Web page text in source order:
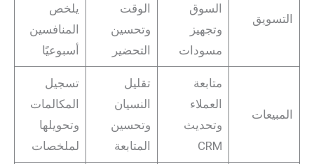
التسويق
السوق
وتجهيز
مسودات
الوقت
وتحسين
التحضير
يلخص
المنافسين
أسبوعيًا
المبيعات
متابعة
العملاء
وتحديث
CRM
تقليل
النسيان
وتحسين
المتابعة
تسجيل
المكالمات
وتحويلها
لملخصات